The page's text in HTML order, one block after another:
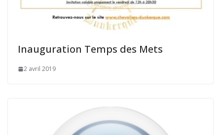
Inauguration Temps des Mets
2 avril 2019